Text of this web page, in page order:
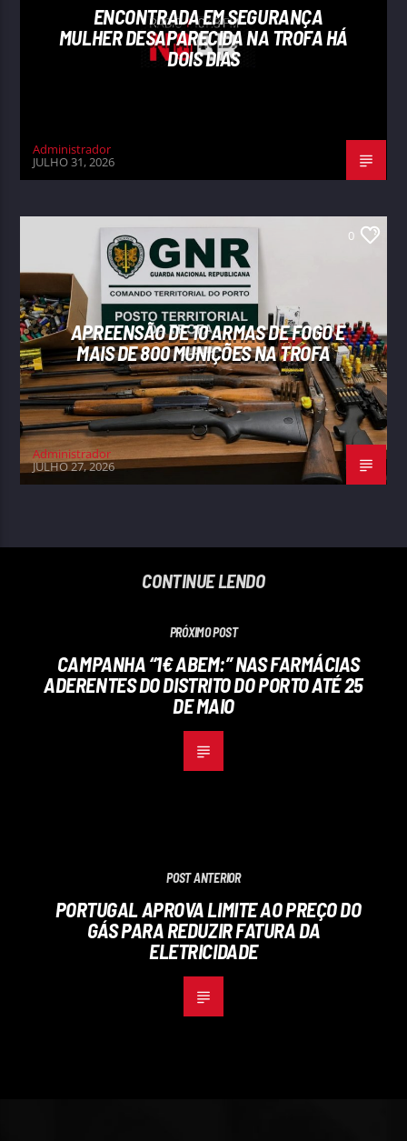
ENCONTRADA EM SEGURANÇA
MULHER DESAPARECIDA NA TROFA HÁ
DOIS DIAS
Administrador
JULHO 31, 2026
0
APREENSÃO DE 10 ARMAS DE FOGO E
MAIS DE 800 MUNIÇÕES NA TROFA
Administrador
JULHO 27, 2026
CONTINUE LENDO
PRÓXIMO POST
CAMPANHA “1€ ABEM:” NAS FARMÁCIAS
ADERENTES DO DISTRITO DO PORTO ATÉ 25
DE MAIO
POST ANTERIOR
PORTUGAL APROVA LIMITE AO PREÇO DO
GÁS PARA REDUZIR FATURA DA
ELETRICIDADE